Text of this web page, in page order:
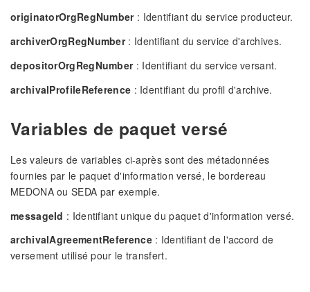
originatorOrgRegNumber: Identifiant du service producteur.
archiverOrgRegNumber: Identifiant du service d'archives.
depositorOrgRegNumber: Identifiant du service versant.
archivalProfileReference : Identifiant du profil d'archive.
Variables de paquet versé
Les valeurs de variables ci-après sont des métadonnées
fournies par le paquet d'information versé, le bordereau
MEDONA ou SEDA par exemple.
messageId : Identifiant unique du paquet d'information versé.
archivalAgreementReference: Identifiant de l'accord de
versement utilisé pour le transfert.